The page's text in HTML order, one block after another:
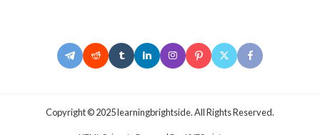
.Copyright © 2025 learningbrightside. All Rights Reserved